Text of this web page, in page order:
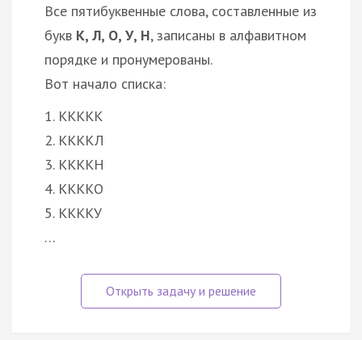
Все пятибуквенные слова, составленные из
букв К, Л, О, У, Н, записаны в алфавитном
порядке и пронумерованы.
Вот начало списка:
1. ККККК
2. ККККЛ
3. ККККН
4. ККККО
5. ККККУ
…